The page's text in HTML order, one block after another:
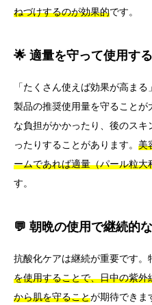
ねづけするのが効果的です。
🌟 適量を守って使用する
「たくさん使えば効果が高ま
製品の推奨使用量を守ること
な負担がかかったり、後のス
ったりすることがあります。 美
ームであれば適量（パール粒大
す。
💬 朝晩の使用で継続的
抗酸化ケアは継続が重要です。
を使用することで、日中の紫
から肌を守ることが期待できま